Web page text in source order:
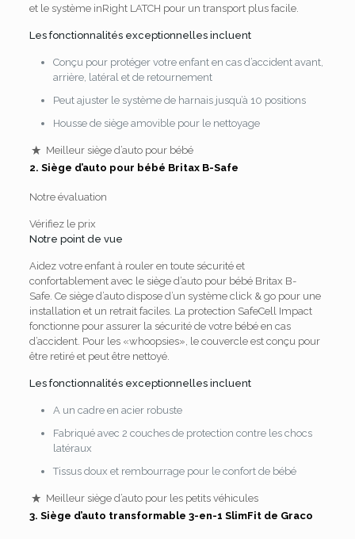
et le système inRight LATCH pour un transport plus facile.
Les fonctionnalités exceptionnelles incluent
Conçu pour protéger votre enfant en cas d’accident avant,
arrière, latéral et de retournement
Peut ajuster le système de harnais jusqu’à 10 positions
Housse de siège amovible pour le nettoyage
Meilleur siège d’auto pour bébé
2. Siège d’auto pour bébé Britax B-Safe
Notre évaluation
Vérifiez le prix
Notre point de vue
Aidez votre enfant à rouler en toute sécurité et
confortablement avec le siège d’auto pour bébé Britax B-
Safe. Ce siège d’auto dispose d’un système click & go pour une
installation et un retrait faciles. La protection SafeCell Impact
fonctionne pour assurer la sécurité de votre bébé en cas
d’accident. Pour les «whoopsies», le couvercle est conçu pour
être retiré et peut être nettoyé.
Les fonctionnalités exceptionnelles incluent
A un cadre en acier robuste
Fabriqué avec 2 couches de protection contre les chocs
latéraux
Tissus doux et rembourrage pour le confort de bébé
Meilleur siège d’auto pour les petits véhicules
3. Siège d’auto transformable 3-en-1 SlimFit de Graco